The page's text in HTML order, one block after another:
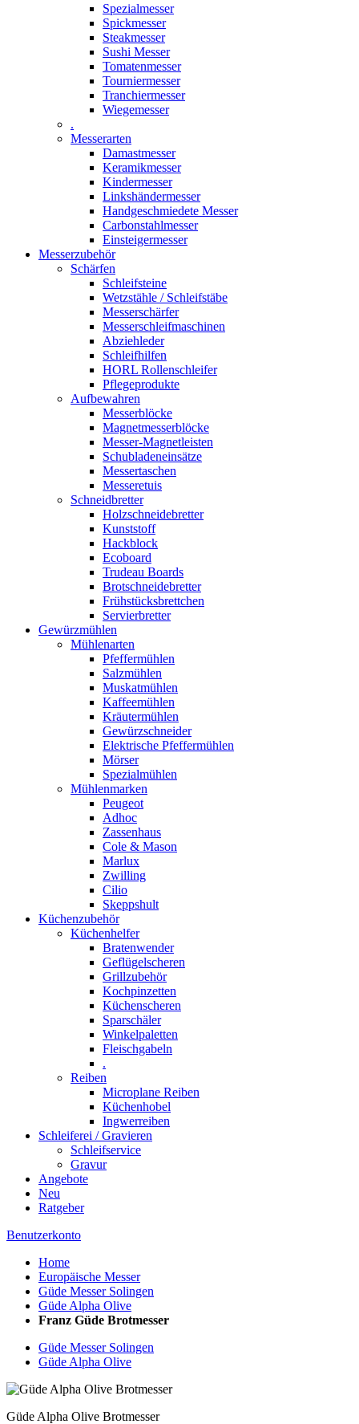
Spezialmesser
Spickmesser
Steakmesser
Sushi Messer
Tomatenmesser
Tourniermesser
Tranchiermesser
Wiegemesser
.
Messerarten
Damastmesser
Keramikmesser
Kindermesser
Linkshändermesser
Handgeschmiedete Messer
Carbonstahlmesser
Einsteigermesser
Messerzubehör
Schärfen
Schleifsteine
Wetzstähle / Schleifstäbe
Messerschärfer
Messerschleifmaschinen
Abziehleder
Schleifhilfen
HORL Rollenschleifer
Pflegeprodukte
Aufbewahren
Messerblöcke
Magnetmesserblöcke
Messer-Magnetleisten
Schubladeneinsätze
Messertaschen
Messeretuis
Schneidbretter
Holzschneidebretter
Kunststoff
Hackblock
Ecoboard
Trudeau Boards
Brotschneidebretter
Frühstücksbrettchen
Servierbretter
Gewürzmühlen
Mühlenarten
Pfeffermühlen
Salzmühlen
Muskatmühlen
Kaffeemühlen
Kräutermühlen
Gewürzschneider
Elektrische Pfeffermühlen
Mörser
Spezialmühlen
Mühlenmarken
Peugeot
Adhoc
Zassenhaus
Cole & Mason
Marlux
Zwilling
Cilio
Skeppshult
Küchenzubehör
Küchenhelfer
Bratenwender
Geflügelscheren
Grillzubehör
Kochpinzetten
Küchenscheren
Sparschäler
Winkelpaletten
Fleischgabeln
.
Reiben
Microplane Reiben
Küchenhobel
Ingwerreiben
Schleiferei / Gravieren
Schleifservice
Gravur
Angebote
Neu
Ratgeber
Benutzerkonto
Home
Europäische Messer
Güde Messer Solingen
Güde Alpha Olive
Franz Güde Brotmesser
Güde Messer Solingen
Güde Alpha Olive
Güde Alpha Olive Brotmesser